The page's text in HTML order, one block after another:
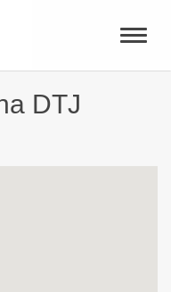
Toggle
DTJ